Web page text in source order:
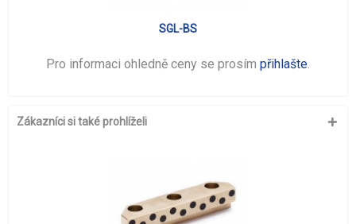
SGL-BS
Pro informaci ohledně ceny se prosím přihlašte.
Zákazníci si také prohlíželi